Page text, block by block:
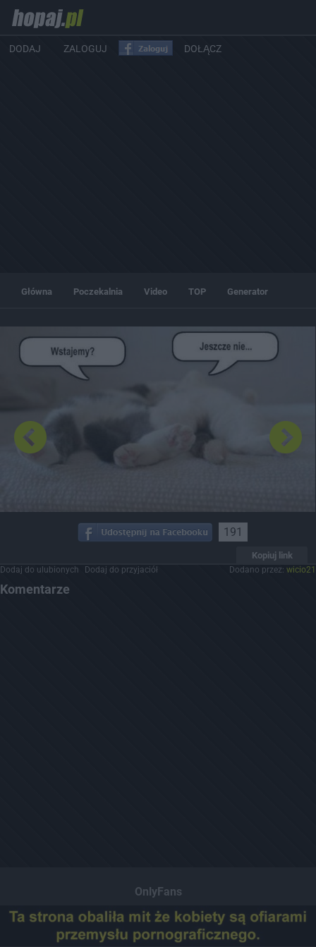
DODAJ ZALOGUJ DOŁĄCZ
Główna Poczekalnia Video TOP Generator
191
Kopiuj link
Dodaj do ulubionych Dodaj do przyjaciół Dodano przez: wicio21
Komentarze
OnlyFans